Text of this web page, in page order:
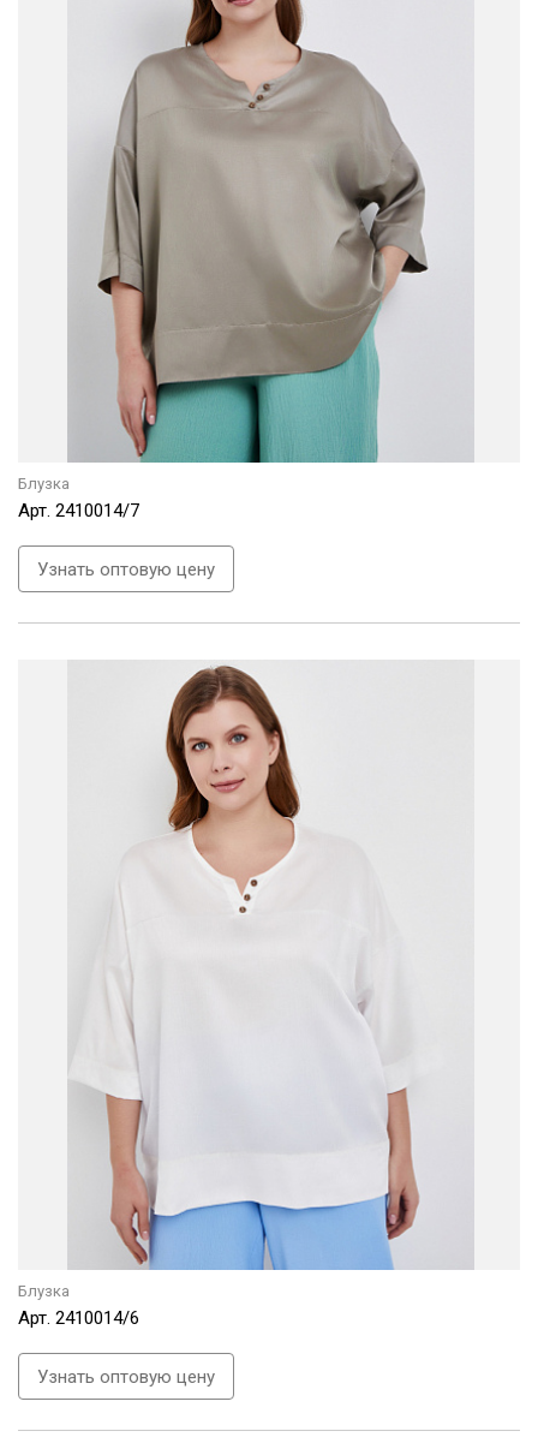
Блузка
Арт. 2410014/7
Узнать оптовую цену
Блузка
Арт. 2410014/6
Узнать оптовую цену